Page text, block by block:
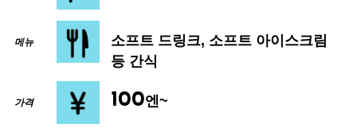
메뉴
소프트 드링크, 소프트 아이스크림
등 간식
가격 100엔~